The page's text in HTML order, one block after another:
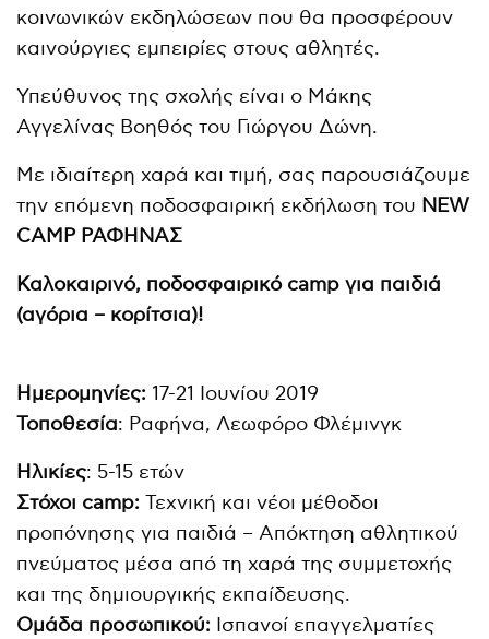
κοινωνικών εκδηλώσεων που θα προσφέρουν
καινούργιες εμπειρίες στους αθλητές.
Υπεύθυνος της σχολής είναι ο Μάκης
Αγγελίνας Βοηθός του Γιώργου Δώνη.
Με ιδιαίτερη χαρά και τιμή, σας παρουσιάζουμε
την επόμενη ποδοσφαιρική εκδήλωση του NEW
CAMP ΡΑΦΗΝΑΣ
Καλοκαιρινό, ποδοσφαιρικό camp για παιδιά
(αγόρια – κορίτσια)!
Ημερομηνίες: 17-21 Ιουνίου 2019
Τοποθεσία: Ραφήνα, Λεωφόρο Φλέμινγκ
Ηλικίες: 5-15 ετών
Στόχοι camp: Τεχνική και νέοι μέθοδοι
προπόνησης για παιδιά – Απόκτηση αθλητικού
πνεύματος μέσα από τη χαρά της συμμετοχής
και της δημιουργικής εκπαίδευσης.
Ομάδα προσωπικού: Ισπανοί επαγγελματίες